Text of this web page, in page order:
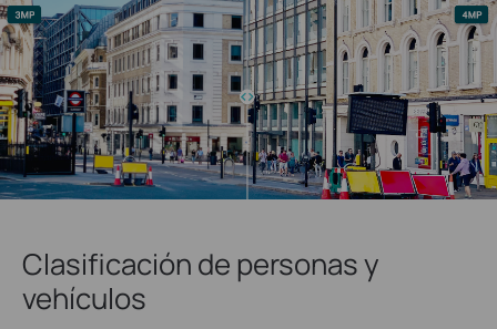
Clasificación de personas y
vehículos